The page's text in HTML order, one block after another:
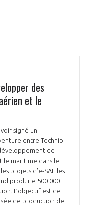
1
2
21
des
et le
signé un
entre Technip
de
le maritime dans le
projets d’e-SAF les
produire 500 000
L’objectif est de
de production de
et développez